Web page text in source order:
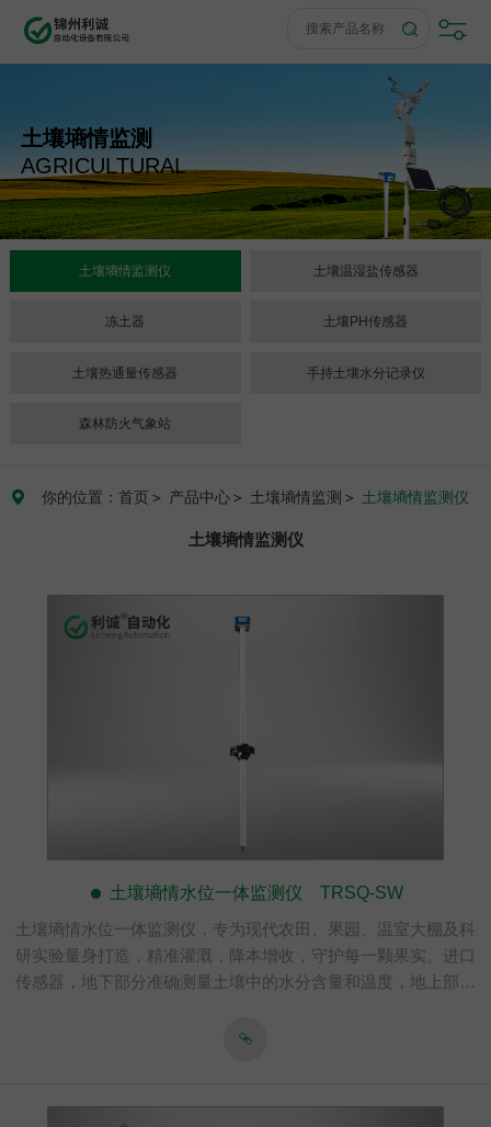
土壤墒情监测
AGRICULTURAL
土壤墒情监测仪 土壤温湿盐传感器
冻土器 土壤PH传感器
土壤热通量传感器 手持土壤水分记录仪
森林防火气象站
 你的位置：首页 ＞ 产品中心＞ 土壤墒情监测 ＞ 土壤墒情监测仪
土壤墒情监测仪
土壤墒情水位一体监测仪 TRSQ-SW
土壤墒情水位一体监测仪，专为现代农田、果园、温室大棚及科
研实验量身打造，精准灌溉，降本增收，守护每一颗果实。进口
传感器，地下部分准确测量土壤中的水分含量和温度，地上部分
池加太阳能充电系统，满配电池在阴雨天，可工作200天以上。